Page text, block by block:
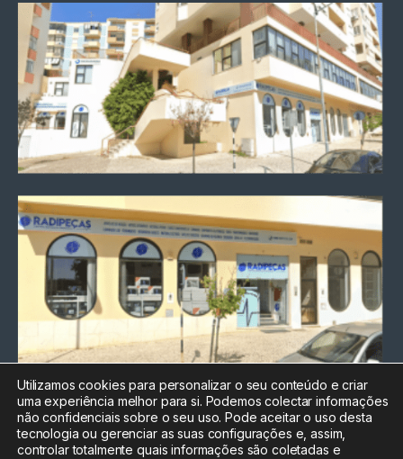
Chamada para a rede fixa
nacional
Electrónica:212
Utilizamos cookies para personalizar o seu conteúdo e criar
uma experiência melhor para si. Podemos colectar informações
não confidenciais sobre o seu uso. Pode aceitar o uso desta
tecnologia ou gerenciar as suas configurações e, assim,
controlar totalmente quais informações são coletadas e